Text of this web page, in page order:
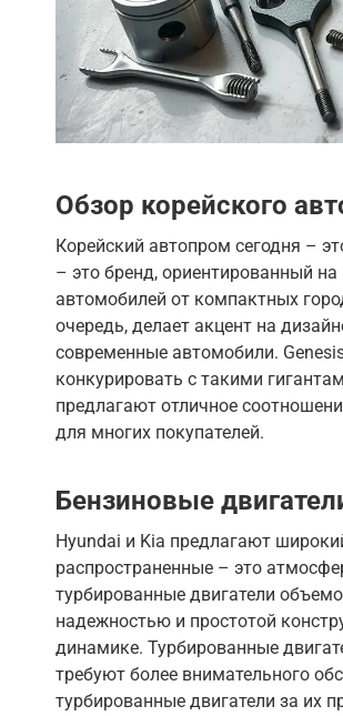
Обзор корейского
Корейский автопром сегодня –
– это бренд, ориентированный
автомобилей от компактных
очередь, делает акцент на
современные автомобили.
конкурировать с такими
предлагают отличное
для многих покупателей.
Бензиновые
Hyundai и Kia предлагают
распространенные – это
турбированные двигатели
надежностью и простотой
динамике. Турбированные
требуют более внимательного
турбированные двигатели за их